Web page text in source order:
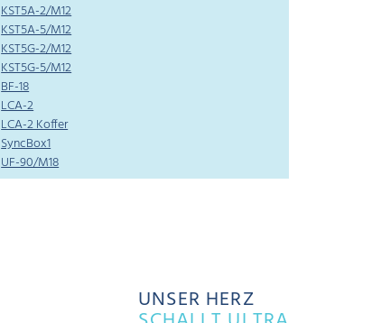
KST5A-2/M12
KST5A-5/M12
KST5G-2/M12
KST5G-5/M12
BF-18
LCA-2
LCA-2 Koffer
SyncBox1
UF-90/M18
UNSER HERZ